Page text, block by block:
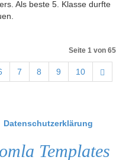
Als beste 5. Klasse durfte
Seite 1 von 65
7 8 9 10
Datenschutzerklärung
Templates